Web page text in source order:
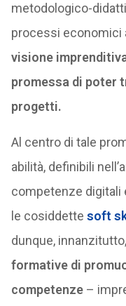
metodologico-
processi economici
visione
promessa di poter
progetti.
Al centro di tale
abilità, definibili
competenze digitali
le cosiddette soft
dunque,
formative di
competenze–